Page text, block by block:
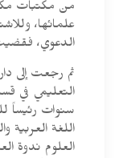
من مكتبات مكة
علمائها،
الدعوي،
ثم رجعت إلى
التعليمي في
سنوات رئيساً
اللغة العربية
العلوم ندوة